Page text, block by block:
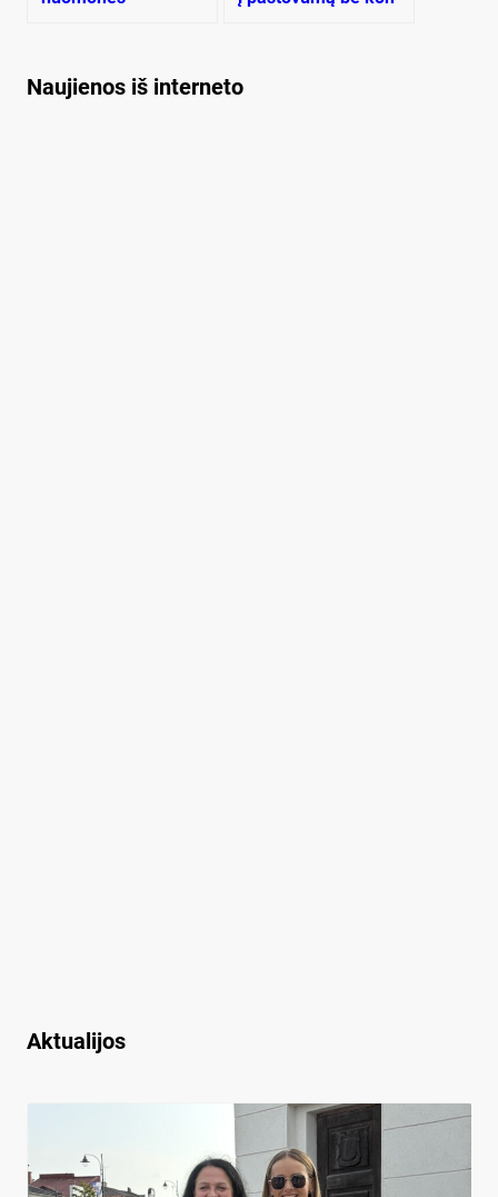
Naujienos iš interneto
Aktualijos